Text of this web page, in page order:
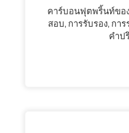
คาร์บอนฟุตพริ้นท์ขอ
สอบ, การรับรอง, กา
คําป